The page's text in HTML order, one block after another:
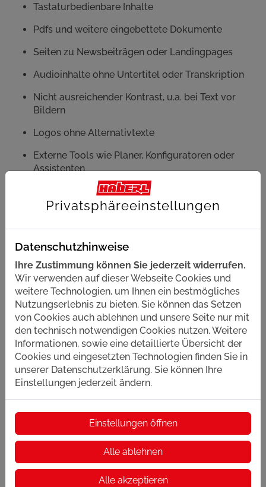
Tastaturbedienbare Inhalte
Pdfs und weitere eingebettete Dokumente
Seiten zu Newsbeiträgen oder Landingpages
Audioinhalte ohne Untertitel oder Transkription
Nicht ausreichender Kontrast, u.a. bei Text vor
Bildern
Logos ohne Alternativtexte
Externe Tools wie Planer, Konfiguratoren oder
Assistenten
Feedback und Kontakt: Wenn Ihnen Barrieren
auffallen oder Sie Probleme bei der Nutzung unserer
Rückmeldung:info@haustechnik-kober.de
Schlichtungsverfahren: Sollten Sie innerhalb eines
angemessenen Zeitraums keine zufriedenstellende
Antwort erhalten, können Sie sich an die
Schlichtungsstelle gemäß § 16 BGG wenden:
Schlichtungsstelle BGG, c/o Deutscher
Behindertenrat, Telefon: 030 18 527-2805, E-
Mail: info@schlichtungsstelle-bgg.de,
www.schlichtungsstelle-bgg.de
Stand der Erklärung: Mai 2026
Privatsphäre­einstellungen
Datenschutzhinweise
Ihre Zustimmung können Sie jederzeit widerrufen.
Wir verwenden auf dieser Webseite Cookies und
weitere Technologien, um Ihnen ein bestmögliches
Nutzungserlebnis zu bieten. Sie können das Setzen
von Cookies auch ablehnen und unsere Seite nur mit
den technisch notwendigen Cookies nutzen. Weitere
Informationen, sowie eine detaillierte Übersicht der
Cookies und eingesetzten Technologien finden Sie in
unserer Datenschutzerklärung. Sie können Ihre
Einstellungen jederzeit ändern.
Einstellungen öffnen
Alle ablehnen
Alle akzeptieren